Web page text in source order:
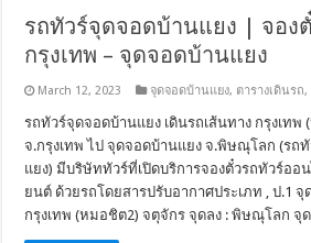
รถทัวร์จุดจอดบ้านแยง | จอง
กรุงเทพ – จุดจอดบ้านแยง
March 12, 2023 จุดจอดบ้านแยง, ตารางเดินรถ,
รถทัวร์จุดจอดบ้านแยง เดินรถเส้นทาง กรุงเท
จ.กรุงเทพ ไป จุดจอดบ้านแยง จ.พิษณุโลก (รถ
แยง) มีบริษัททัวร์ที่เปิดบริการจองตั๋วรถทัวร์อ
ยนต์ ด้วยรถโดยสารปรับอากาศประเภท , ป.1 จุ
กรุงเทพ (หมอชิต2) จตุจักร จุดลง : พิษณุโลก จุ